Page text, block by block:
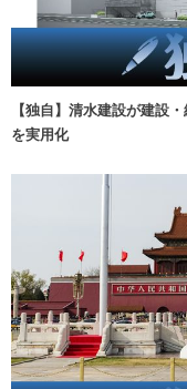
【独自】清水建設が建設
を実用化